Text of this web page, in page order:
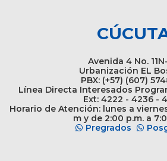
Avenida 4 No.
Urbanización EL
PBX: (+57) (607)
Línea Directa Interesados
Ext: 4222 - 4236 -
Horario de Atención: lunes a
m y de 2:00 p.m. a
Pregrados